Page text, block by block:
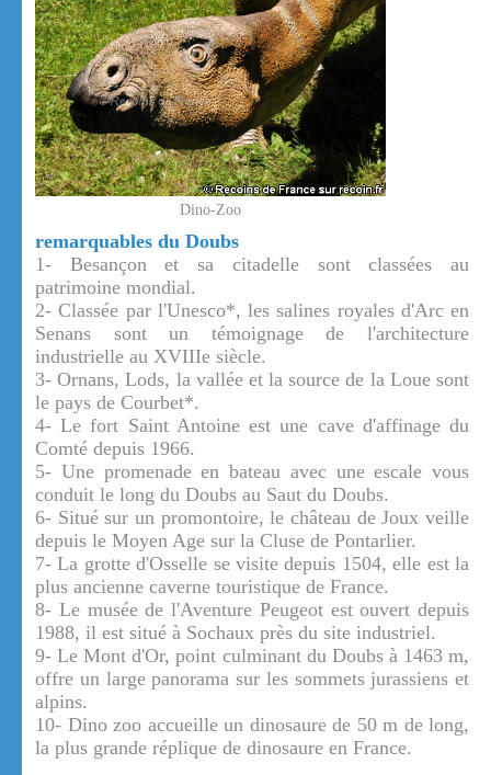
Dino-Zoo
remarquables du Doubs
1- Besançon et sa citadelle sont classées au
patrimoine mondial.
2- Classée par l'Unesco*, les salines royales d'Arc en
Senans sont un témoignage de l'architecture
industrielle au XVIIIe siècle.
3- Ornans, Lods, la vallée et la source de la Loue sont
le pays de Courbet*.
4- Le fort Saint Antoine est une cave d'affinage du
Comté depuis 1966.
5- Une promenade en bateau avec une escale vous
conduit le long du Doubs au Saut du Doubs.
6- Situé sur un promontoire, le château de Joux veille
depuis le Moyen Age sur la Cluse de Pontarlier.
7- La grotte d'Osselle se visite depuis 1504, elle est la
plus ancienne caverne touristique de France.
8- Le musée de l'Aventure Peugeot est ouvert depuis
1988, il est situé à Sochaux près du site industriel.
9- Le Mont d'Or, point culminant du Doubs à 1463 m,
offre un large panorama sur les sommets jurassiens et
alpins.
10- Dino zoo accueille un dinosaure de 50 m de long,
la plus grande réplique de dinosaure en France.